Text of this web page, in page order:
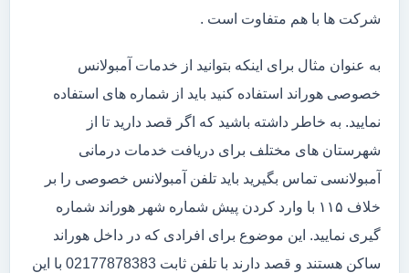
شرکت ها با هم متفاوت است .
به عنوان مثال برای اینکه بتوانید از خدمات آمبولانس
خصوصی هوراند استفاده کنید باید از شماره های استفاده
نمایید. به خاطر داشته باشید که اگر قصد دارید تا از
شهرستان های مختلف برای دریافت خدمات درمانی
آمبولانسی تماس بگیرید باید تلفن آمبولانس خصوصی را بر
خلاف ۱۱۵ با وارد کردن پیش شماره شهر هوراند شماره
گیری نمایید. این موضوع برای افرادی که در داخل هوراند
ساکن هستند و قصد دارند با تلفن ثابت 02177878383 با این